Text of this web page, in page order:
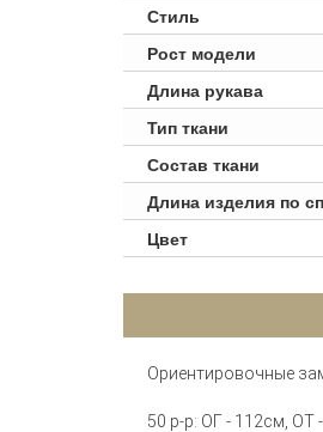
Стиль
Рост модели
Длина рукава
Тип ткани
Состав ткани
Длина изделия по
Цвет
Ориентировочные
50 р-р: ОГ - 112см,